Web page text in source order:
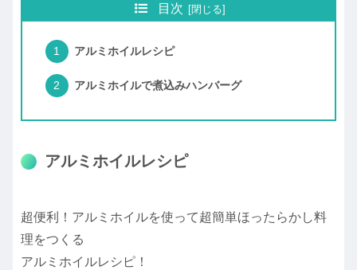
目次
アルミホイルレシピ
アルミホイルで煮込みハンバーグ
アルミホイルレシピ
超便利！アルミホイルを使って超簡単ほったらかし料
理をつくる
アルミホイルレシピ！